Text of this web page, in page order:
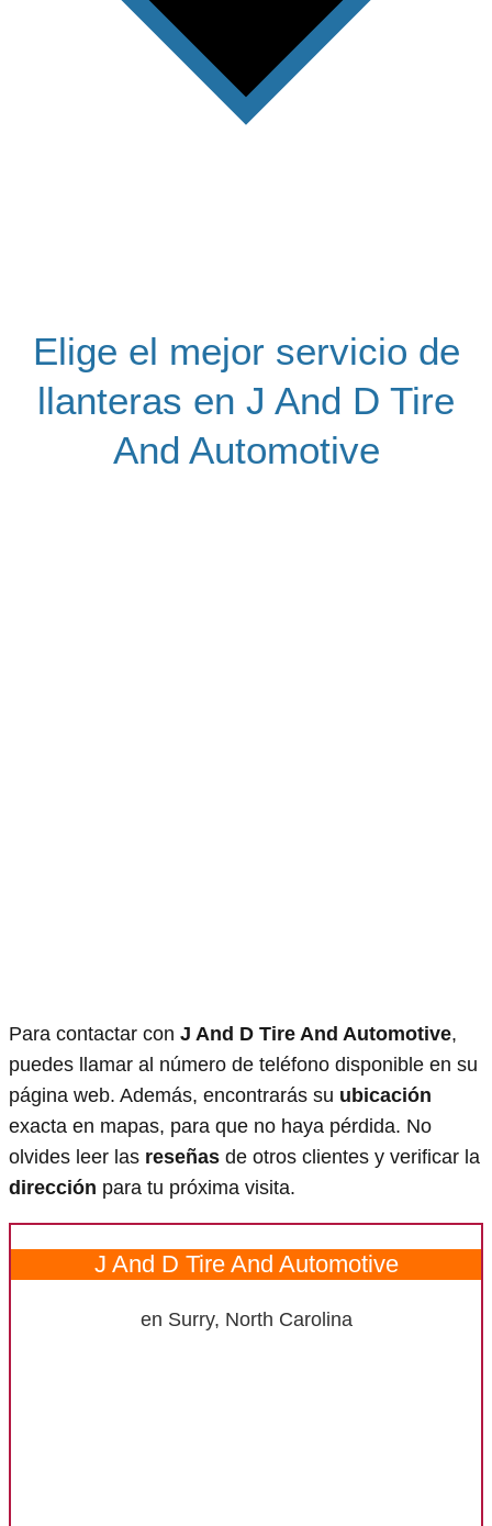
Elige el mejor servicio de
llanteras en J And D Tire
And Automotive
Para contactar con J And D Tire And Automotive,
puedes llamar al número de teléfono disponible en su
página web. Además, encontrarás su ubicación
exacta en mapas, para que no haya pérdida. No
olvides leer las reseñas de otros clientes y verificar la
dirección para tu próxima visita.
J And D Tire And Automotive
en Surry, North Carolina